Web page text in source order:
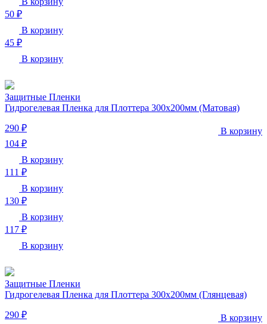
50 ₽
В корзину
45 ₽
В корзину
Защитные Пленки
Гидрогелевая Пленка для Плоттера 300х200мм (Матовая)
290 ₽
В корзину
104 ₽
В корзину
111 ₽
В корзину
130 ₽
В корзину
117 ₽
В корзину
Защитные Пленки
Гидрогелевая Пленка для Плоттера 300х200мм (Глянцевая)
290 ₽
В корзину